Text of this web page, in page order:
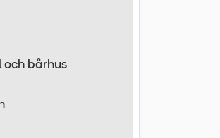
och bårhus